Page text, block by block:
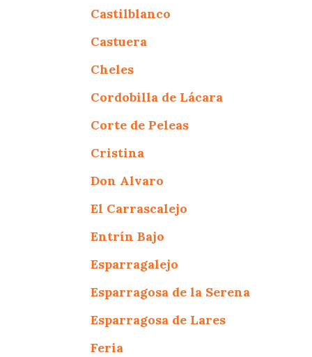
Castilblanco
Castuera
Cheles
Cordobilla de Lácara
Corte de Peleas
Cristina
Don Alvaro
El Carrascalejo
Entrín Bajo
Esparragalejo
Esparragosa de la Serena
Esparragosa de Lares
Feria